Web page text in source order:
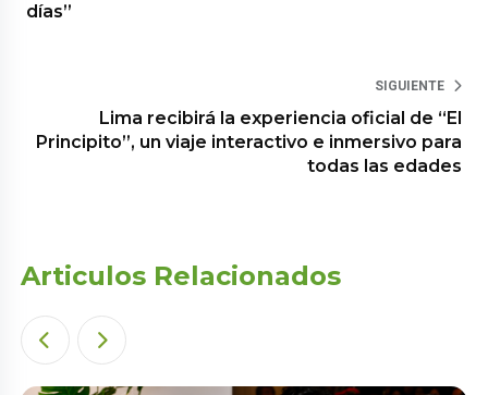
días”
SIGUIENTE
Lima recibirá la experiencia oficial de “El
Principito”, un viaje interactivo e inmersivo para
todas las edades
Articulos Relacionados